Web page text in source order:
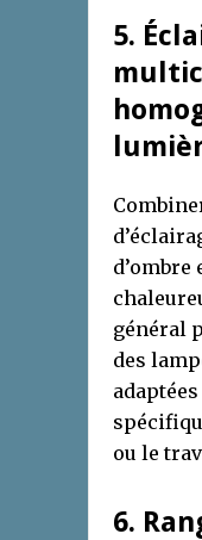
5.
d’ombre
général
des
ou le
6.